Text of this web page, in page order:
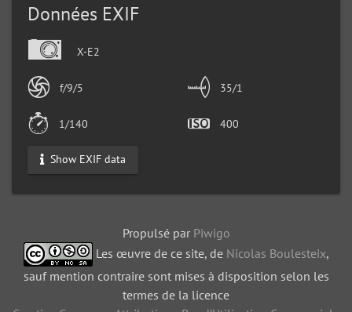
Données EXIF
X-E2
f/9/5 35/1
1/140 400
Show EXIF data
Propulsé par Piwigo
Les œuvre de ce site, de Nicolas Boulesteix,
sauf mention contraire sont mises à disposition selon les
termes de la licence